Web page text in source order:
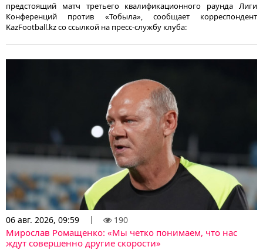
предстоящий матч третьего квалификационного раунда Лиги
Конференций против «Тобыла», сообщает корреспондент
KazFootball.kz со ссылкой на пресс-службу клуба:
06 авг. 2026, 09:59 190
Мирослав Ромащенко: «Мы четко понимаем, что нас
ждут совершенно другие скорости»